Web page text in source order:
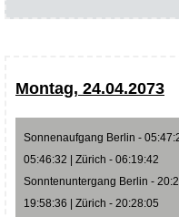
Montag, 24.04.2073
Sonnenaufgang Berlin -
05:46:32 | Zürich - 06:19:42
Sonntenuntergang Berlin -
19:58:36 | Zürich - 20:28:05